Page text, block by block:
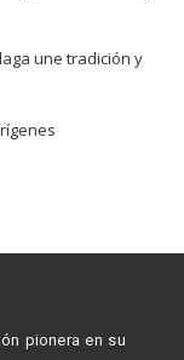
une tradición y
pionera en su